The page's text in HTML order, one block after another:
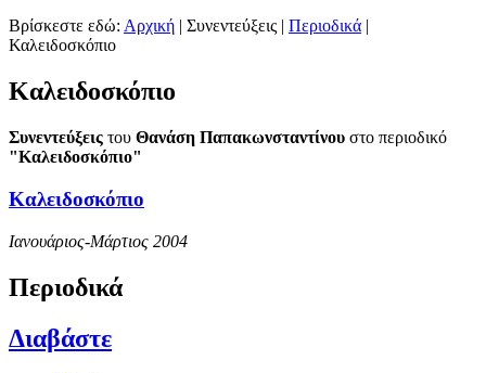
Βρίσκεστε εδώ: Αρχική | Συνεντεύξεις | Περιοδικά |
Καλειδοσκόπιο
Καλειδοσκόπιο
Συνεντεύξεις του Θανάση Παπακωνσταντίνου στο περιοδικό
"Καλειδοσκόπιο"
Καλειδοσκόπιο
Ιανουάριος-Μάρτιος 2004
Περιοδικά
Διαβάστε